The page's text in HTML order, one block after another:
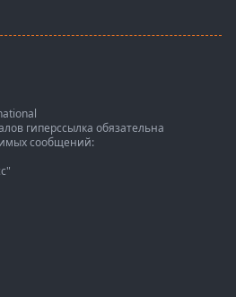
гиперссылка обязательна
сообщений: